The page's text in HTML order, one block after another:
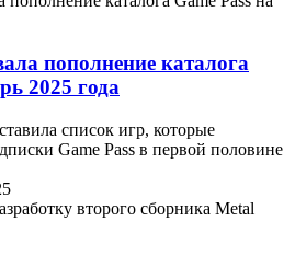
пополнение каталога
2025 года
список игр, которые
Game Pass в первой половине